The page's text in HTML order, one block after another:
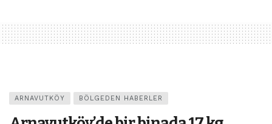
ARNAVUTKÖY BÖLGEDEN HABERLER